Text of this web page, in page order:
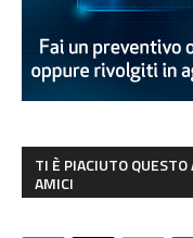
TI È PIACIUTO
AMICI